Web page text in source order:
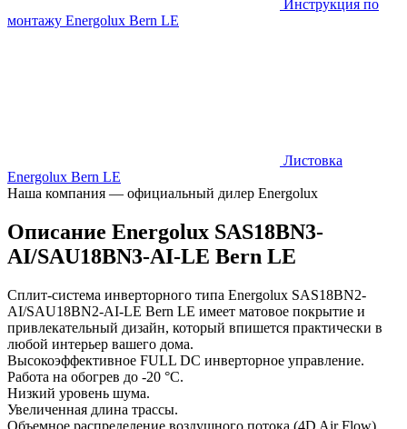
Инструкция по
монтажу Energolux Bern LE
Листовка
Energolux Bern LE
Наша компания — официальный дилер Energolux
Описание Energolux SAS18BN3-
AI/SAU18BN3-AI-LE Bern LE
Сплит-система инверторного типа Energolux SAS18BN2-
AI/SAU18BN2-AI-LE Bern LE имеет матовое покрытие и
привлекательный дизайн, который впишется практически в
любой интерьер вашего дома.
Высокоэффективное FULL DC инверторное управление.
Работа на обогрев до -20 °C.
Низкий уровень шума.
Увеличенная длина трассы.
Объемное распределение воздушного потока (4D Air Flow).